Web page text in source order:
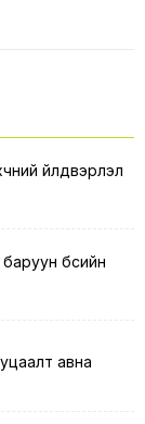
үйлдвэрлэл
бүсийн
авна